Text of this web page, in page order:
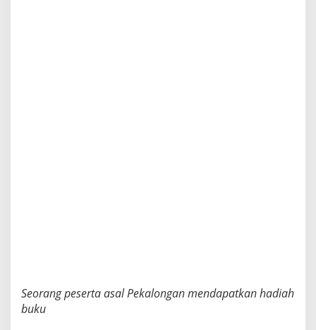
Seorang peserta asal Pekalongan mendapatkan hadiah
buku